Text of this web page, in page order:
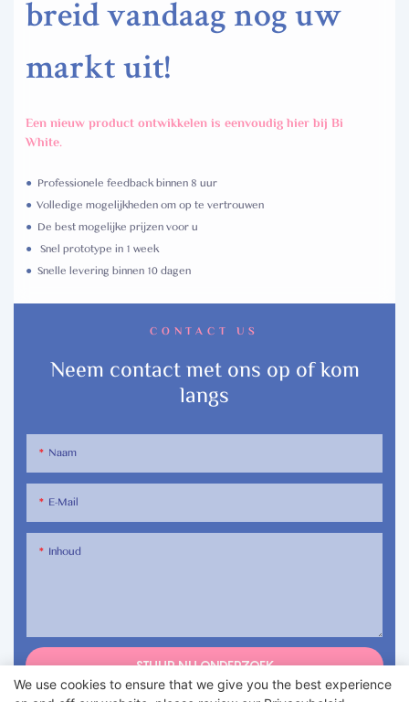
breid vandaag nog uw
markt uit!
Een nieuw product ontwikkelen is eenvoudig hier bij Bi
White.
● Professionele feedback binnen 8 uur
● Volledige mogelijkheden om op te vertrouwen
● De best mogelijke prijzen voor u
●
Snel prototype in 1 week
● Snelle levering binnen 10 dagen
CONTACT US
Neem contact met ons op of kom
langs
Naam
E-Mail
Inhoud
STUUR NU ONDERZOEK
We use cookies to ensure that we give you the best experience